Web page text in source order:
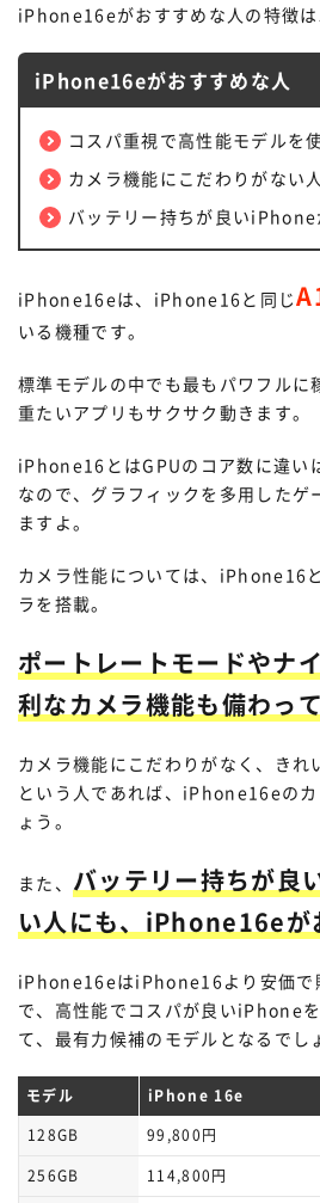
iPhone16eがおすすめな人の特徴は
iPhone16eがおすすめな人
コスパ重視で高性能モデルを
カメラ機能にこだわりがない人
バッテリー持ちが良いiPhone
iPhone16eは、iPhone16と同じ
いる機種です。
標準モデルの中でも最もパワフルに
重たいアプリもサクサク動きます。
iPhone16とはGPUのコア数に違い
なので、グラフィックを多用したゲ
ますよ。
カメラ性能については、iPhone16
ラを搭載。
ポートレートモードやナ
利なカメラ機能も備わっ
カメラ機能にこだわりがなく、きれ
という人であれば、iPhone16eの
ょう。
また、 バッテリー持ちが良
い人にも、iPhone16eが
iPhone16eはiPhone16より安価で
で、高性能でコスパが良いiPhone
て、最有力候補のモデルとなるでし
モデル iPhone 16e
128GB
99,800円
256GB
114,800円